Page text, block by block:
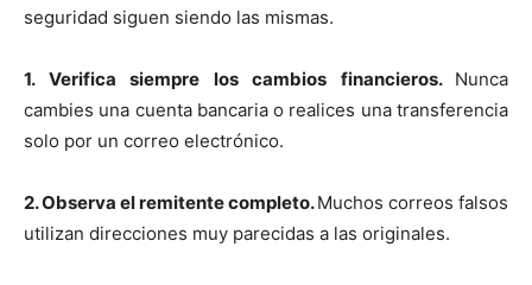
seguridad siguen siendo las mismas.
1. Verifica siempre los cambios financieros. Nunca
cambies una cuenta bancaria o realices una transferencia
solo por un correo electrónico.
2. Observa el remitente completo.Muchos correos falsos
utilizan direcciones muy parecidas a las originales.